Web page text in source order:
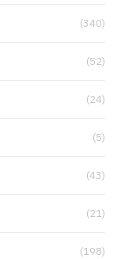
(340)
(52)
(24)
(5)
(43)
(21)
(198)